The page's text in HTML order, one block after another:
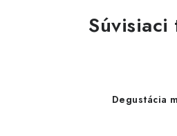
Súvisiaci
Degustácia